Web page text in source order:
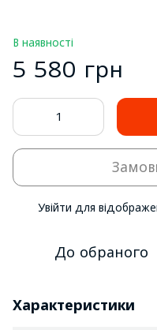
В наявності
5 580 грн
Увійти для
До обраного
Характеристики